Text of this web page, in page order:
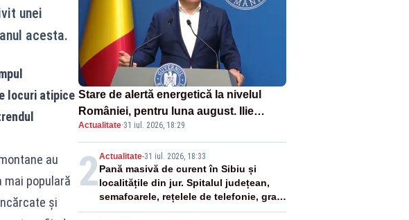
unei
acesta.
locuri atipice
au
populară
și
Stare de alertă energetică la nivelul
României, pentru luna august. Ilie
Bolojan a anunțat importuri și posibile
restricții – VIDEO
Actualitate·31 iul. 2026, 18:29
2Actualitate-31 iul. 2026, 18:33
Pană masivă de curent în Sibiu și
localitățile din jur. Spitalul județean,
semafoarele, rețelele de telefonie, grav
afectate